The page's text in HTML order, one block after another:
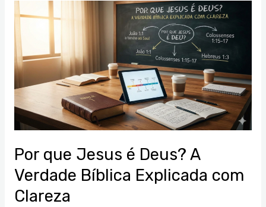
Por que Jesus é Deus? A
Verdade Bíblica Explicada com
Clareza
Por
que
Jesus
é
Deus?
Bíblica
Explicada
com
Clareza